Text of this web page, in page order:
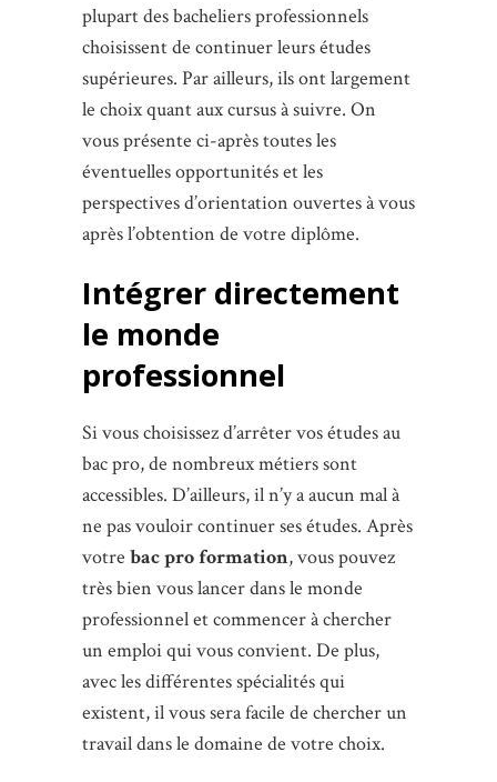
plupart des bacheliers professionnels
choisissent de continuer leurs études
supérieures. Par ailleurs, ils ont largement
le choix quant aux cursus à suivre. On
vous présente ci-après toutes les
éventuelles opportunités et les
perspectives d’orientation ouvertes à vous
après l’obtention de votre diplôme.
Intégrer directement
le monde
professionnel
Si vous choisissez d’arrêter vos études au
bac pro, de nombreux métiers sont
accessibles. D’ailleurs, il n’y a aucun mal à
ne pas vouloir continuer ses études. Après
votre bac pro formation, vous pouvez
très bien vous lancer dans le monde
professionnel et commencer à chercher
un emploi qui vous convient. De plus,
avec les différentes spécialités qui
existent, il vous sera facile de chercher un
travail dans le domaine de votre choix.